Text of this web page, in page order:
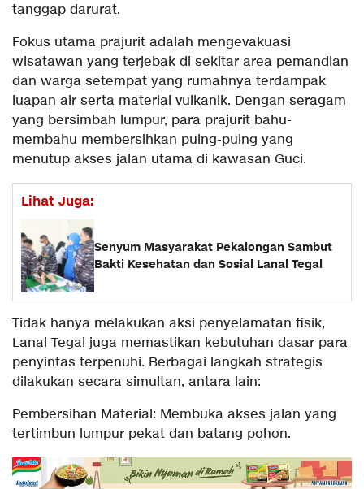
tanggap darurat.
Fokus utama prajurit adalah mengevakuasi
wisatawan yang terjebak di sekitar area pemandian
dan warga setempat yang rumahnya terdampak
luapan air serta material vulkanik. Dengan seragam
yang bersimbah lumpur, para prajurit bahu-
membahu membersihkan puing-puing yang
menutup akses jalan utama di kawasan Guci.
Lihat Juga:
Senyum Masyarakat Pekalongan Sambut
Bakti Kesehatan dan Sosial Lanal Tegal
Tidak hanya melakukan aksi penyelamatan fisik,
Lanal Tegal juga memastikan kebutuhan dasar para
penyintas terpenuhi. Berbagai langkah strategis
dilakukan secara simultan, antara lain:
Pembersihan Material: Membuka akses jalan yang
tertimbun lumpur pekat dan batang pohon.